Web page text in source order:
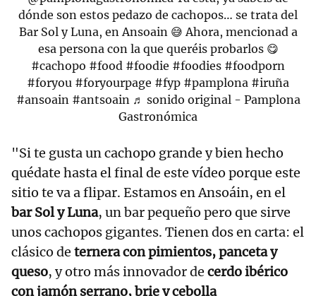
dónde son estos pedazo de cachopos… se trata del
Bar Sol y Luna, en Ansoain 😅 Ahora, mencionad a
esa persona con la que queréis probarlos 😋
#cachopo #food #foodie #foodies #foodporn
#foryou #foryourpage #fyp #pamplona #iruña
#ansoain #antsoain ♬ sonido original - Pamplona
Gastronómica
"Si te gusta un cachopo grande y bien hecho
quédate hasta el final de este vídeo porque este
sitio te va a flipar. Estamos en Ansoáin, en el
bar Sol y Luna, un bar pequeño pero que sirve
unos cachopos gigantes. Tienen dos en carta: el
clásico de ternera con pimientos, panceta y
queso, y otro más innovador de cerdo ibérico
con jamón serrano, brie y cebolla